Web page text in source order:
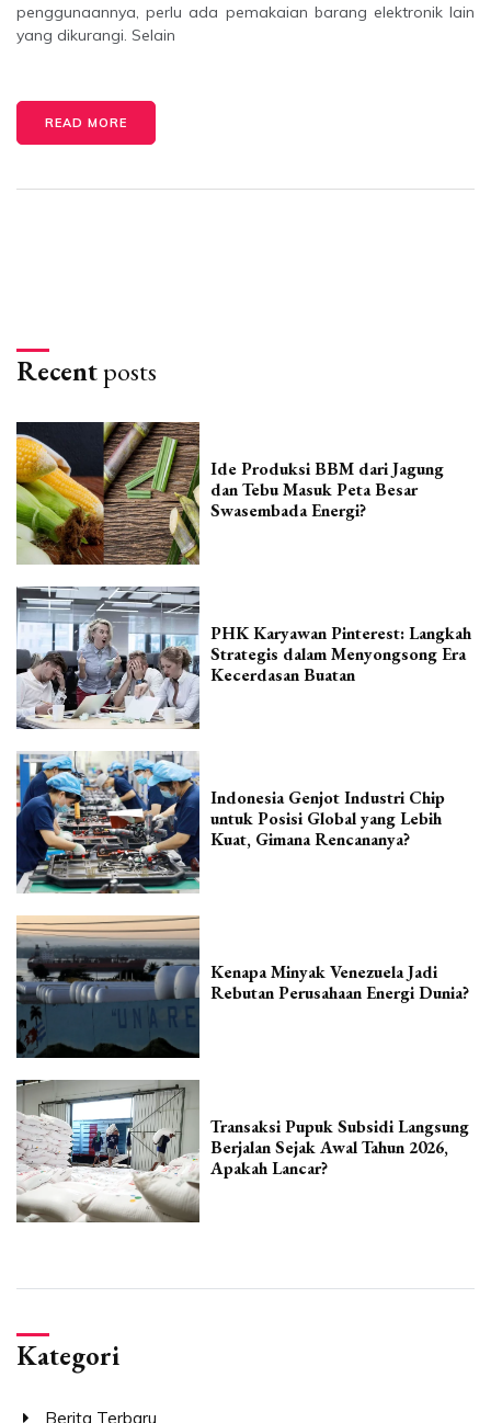
penggunaannya, perlu ada pemakaian barang elektronik lain
yang dikurangi. Selain
READ MORE
Recentposts
Ide Produksi BBM dari Jagung
dan Tebu Masuk Peta Besar
Swasembada Energi?
PHK Karyawan Pinterest: Langkah
Strategis dalam Menyongsong Era
Kecerdasan Buatan
Indonesia Genjot Industri Chip
untuk Posisi Global yang Lebih
Kuat, Gimana Rencananya?
Kenapa Minyak Venezuela Jadi
Rebutan Perusahaan Energi Dunia?
Transaksi Pupuk Subsidi Langsung
Berjalan Sejak Awal Tahun 2026,
Apakah Lancar?
Kategori
Berita Terbaru